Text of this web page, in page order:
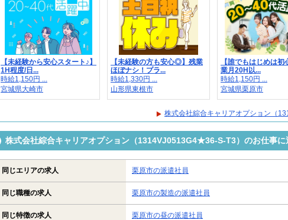
【未経験から安心スタート♪】
1H程度/日...
時給1,150円 ...
宮城県大崎市
【未経験の方も安心◎】残業
ほぼナシ！プラ...
時給1,330円 ...
山形県東根市
【誰でもはじめは初
業月20H以...
時給1,150円 ...
宮城県栗原市
株式会社綜合キャリアオプション（
株式会社綜合キャリアオプション（1314VJ0513G4★36-S-T3）のお仕事に
同じエリアの求人 栗原市の派遣社員
同じ職種の求人 栗原市の製造の派遣社員
同じ特徴の求人 栗原市の昼の派遣社員